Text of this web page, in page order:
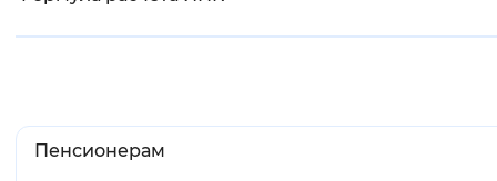
Пенсионерам